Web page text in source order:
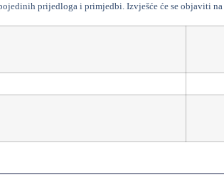
prijedloga i primjedbi. Izvješće će se objaviti